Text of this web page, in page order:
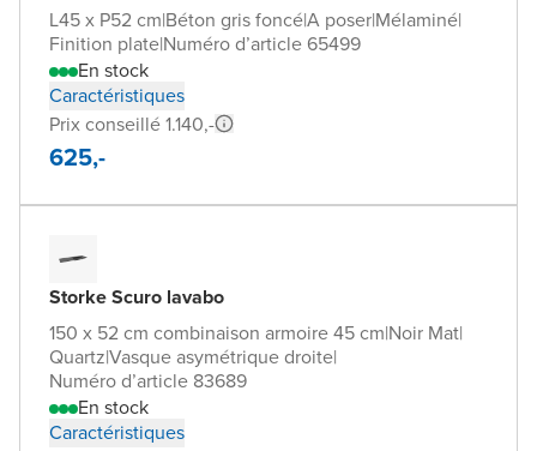
L45 x P52 cm|Béton gris foncé|A poser|Mélaminé|
Finition plate|Numéro d’article 65499
En stock
Caractéristiques
Prix conseillé 1.140,-
625,-
Storke Scuro lavabo
150 x 52 cm combinaison armoire 45 cm|Noir Mat|
Quartz|Vasque asymétrique droite|
Numéro d’article 83689
En stock
Caractéristiques